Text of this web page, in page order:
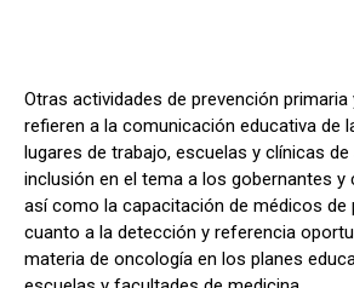
Otras actividades de prevención primaria
refieren a la comunicación educativa de
lugares de trabajo, escuelas y clínicas
inclusión en el tema a los gobernantes y
así como la capacitación de médicos de
cuanto a la detección y referencia
materia de oncología en los planes